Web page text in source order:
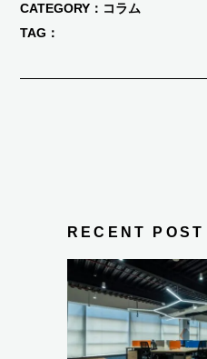
RECENT POST
CATEGORY
コラム
TAG